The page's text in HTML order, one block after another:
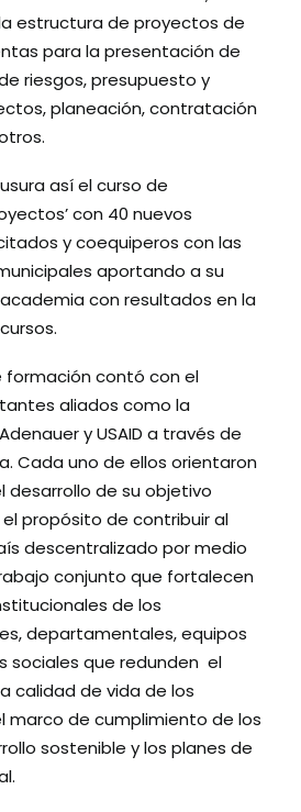
estructura de proyectos de
para la presentación de
riesgos, presupuesto y
planeación, contratación
así el curso de
con 40 nuevos
y coequiperos con las
aportando a su
con resultados en la
contó con el
aliados como la
y USAID a través de
Cada uno de ellos orientaron
desarrollo de su objetivo
propósito de contribuir al
descentralizado por medio
conjunto que fortalecen
de los
departamentales, equipos
sociales que redunden el
calidad de vida de los
marco de cumplimiento de los
sostenible y los planes de